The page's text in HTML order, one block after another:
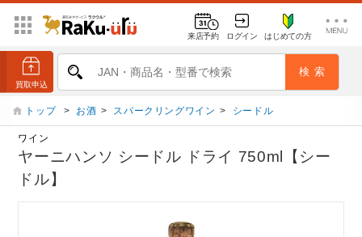
来店予約 ログイン はじめての方
トップ > お酒 > スパークリングワイン > シードル
ワイン
ヤーニハンソ シードル ドライ 750ml【シー
ドル】